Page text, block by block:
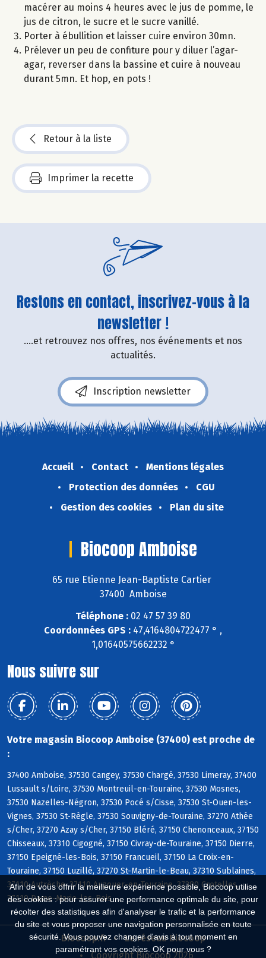
Afin de vous offrir la meilleure expérience possible, Biocoop utilise
des cookies : pour assurer une performance optimale du site, pour
récolter des statistiques afin d'analyser le trafic et la performance
du site et vous proposer une navigation personnalisée en toute
sécurité. Vous pouvez changer d'avis à tout moment en
paramétrant vos cookies. OK pour vous ?
macérer au moins 4 heures avec le jus de pomme, le
jus de citron, le sucre et le sucre vanillé.
Porter à ébullition et laisser cuire environ 30mn.
Prélever un peu de confiture pour y diluer l’agar-
agar, reverser dans la bassine et cuire à nouveau
durant 5mn. Et hop, en pots !
Retour à la liste
Imprimer la recette
Restons en contact, inscrivez-vous à la
newsletter !
....et retrouvez nos offres, nos événements et nos
actualités.
Inscription newsletter
Accueil Contact
Mentions légales
Protection des données
CGU
Gestion des cookies
Plan du site
Biocoop Amboise
65 rue Etienne Jean-Baptiste Cartier
37400 Amboise
Téléphone : 02 47 57 39 80
Coordonnées GPS : 47,4164804722477 ° ,
1,01640575662232 °
Nous suivre sur
Votre magasin Biocoop Amboise (37400) est proche de
:
37400 Amboise, 37530 Cangey, 37530 Chargé, 37530 Limeray, 37400
Lussault s/Loire, 37530 Montreuil-en-Touraine, 37530 Mosnes,
37530 Nazelles-Négron, 37530 Pocé s/Cisse, 37530 St-Ouen-les-
Vignes, 37530 St-Règle, 37530 Souvigny-de-Touraine, 37270 Athée
s/Cher, 37270 Azay s/Cher, 37150 Bléré, 37150 Chenonceaux, 37150
Chisseaux, 37310 Cigogné, 37150 Civray-de-Touraine, 37150 Dierre,
37150 Epeigné-les-Bois, 37150 Francueil, 37150 La Croix-en-
Touraine, 37150 Luzillé, 37270 St-Martin-le-Beau, 37310 Sublaines,
37110 Autrèche, 37110 Auzouer-en-Touraine, 37380 Crotelles,
37110 Dame-Marie-les-Bois
Biocoop.fr
Le réseau Biocoop
Copyright Biocoop 2026